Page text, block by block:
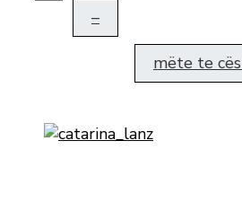
–
mëte te